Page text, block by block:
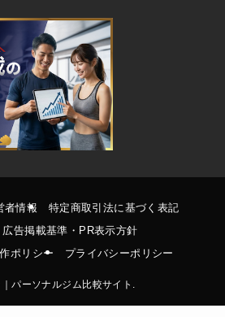
者情報
特定商取引法に基づく表記
広告掲載基準・PR表示方針
ポリシー
プライバシーポリシー
パーソナルジム比較サイト.